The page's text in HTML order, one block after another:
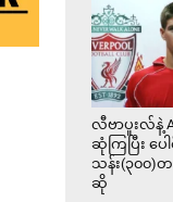
လီဗာပူးလ်နဲ့
ဆုံကြပြီး ပေ
သန်း(၃၀၀)တ
ဆို